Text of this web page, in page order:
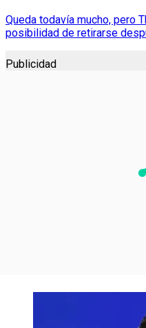
Queda todavía mucho, pero
posibilidad de retirarse
Publicidad